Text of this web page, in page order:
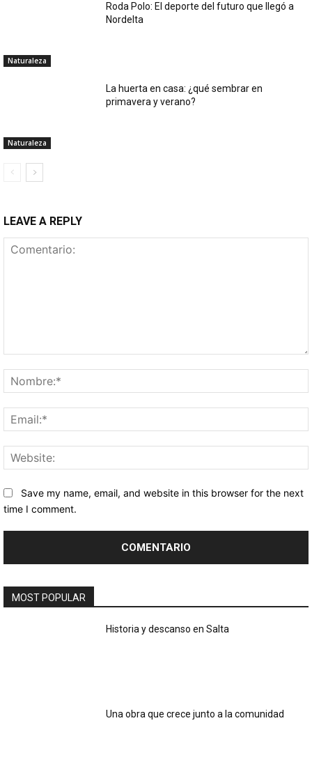
Naturaleza
Roda Polo: El deporte del futuro que llegó a
Nordelta
Naturaleza
La huerta en casa: ¿qué sembrar en
primavera y verano?
LEAVE A REPLY
Save my name, email, and website in this browser for the next
time I comment.
MOST POPULAR
Historia y descanso en Salta
Una obra que crece junto a la comunidad